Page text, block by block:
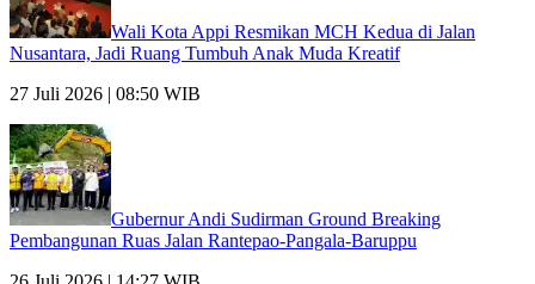
Wali Kota Appi Resmikan MCH Kedua di Jalan
Nusantara, Jadi Ruang Tumbuh Anak Muda Kreatif
27 Juli 2026 | 08:50 WIB
Gubernur Andi Sudirman Ground Breaking
Pembangunan Ruas Jalan Rantepao-Pangala-Baruppu